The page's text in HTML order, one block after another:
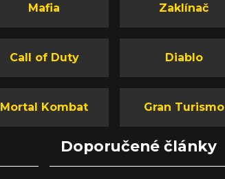
Mafia Zaklínač
Call of Duty Diablo
Mortal Kombat Gran Turismo
Doporučené články